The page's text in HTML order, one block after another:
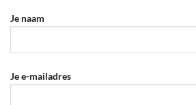
Je naam
Je e-mailadres